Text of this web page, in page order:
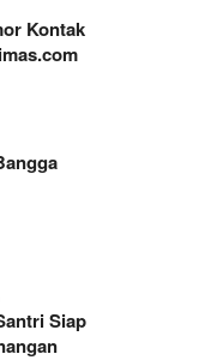
Kontak
Siap